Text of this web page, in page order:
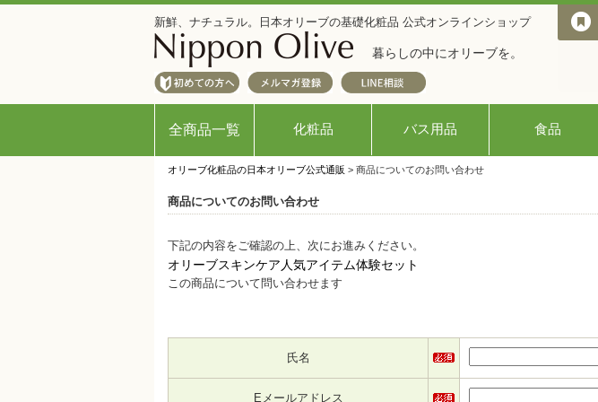
新鮮、ナチュラル。日本オリーブの基礎化粧品 公式オンラインショップ
暮らしの中にオリーブを。
全商品一覧 化粧品 バス用品 食品
オリーブ化粧品の日本オリーブ公式通販 > 商品についてのお問い合わせ
商品についてのお問い合わせ
下記の内容をご確認の上、次にお進みください。
オリーブスキンケア人気アイテム体験セット
この商品について問い合わせます
氏名
Eメールアドレス